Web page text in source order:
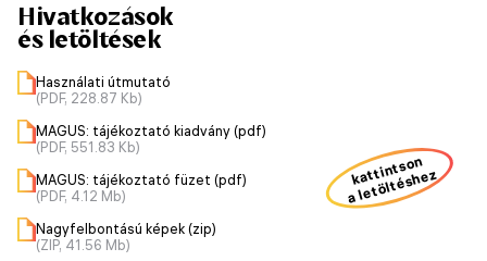
Hivatkozások
és letöltések
Használati útmutató
(PDF, 228.87 Kb)
MAGUS: tájékoztató kiadvány (pdf)
(PDF, 551.83 Kb)
MAGUS: tájékoztató füzet (pdf)
(PDF, 4.12 Mb)
Nagyfelbontású képek (zip)
(ZIP, 41.56 Mb)
kattintson
a letöltéshez